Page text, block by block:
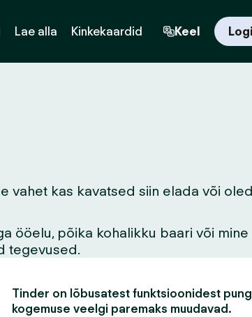
Lae alla Kinkekaardid Keel
vahet kas kavatsed siin elada või
ööelu, põika kohalikku baari või
tegevused.
Tinder on lõbusatest funktsioonidest
kogemuse veelgi paremaks muudavad.